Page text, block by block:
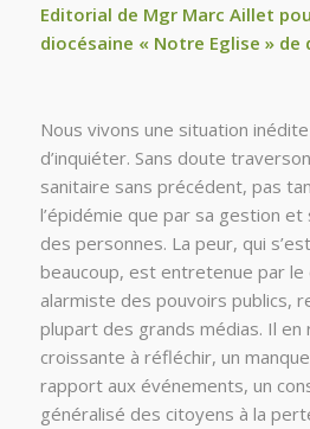
Editorial de Mgr Marc Aillet
diocésaine « Notre Eglise » de
Nous vivons une situation
d’inquiéter. Sans doute
sanitaire sans précédent, pas
l’épidémie que par sa gestion et
des personnes. La peur, qui
beaucoup, est entretenue par
alarmiste des pouvoirs publics,
plupart des grands médias. Il
croissante à réfléchir, un
rapport aux événements, un
généralisé des citoyens à la